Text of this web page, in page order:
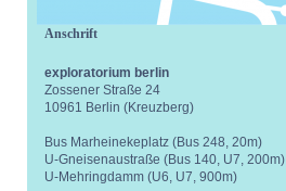
Anschrift
exploratorium berlin
Zossener Straße 24
10961 Berlin (Kreuzberg)
Bus Marheinekeplatz (Bus 248, 20m)
U-Gneisenaustraße (Bus 140, U7, 200m)
U-Mehringdamm (U6, U7, 900m)